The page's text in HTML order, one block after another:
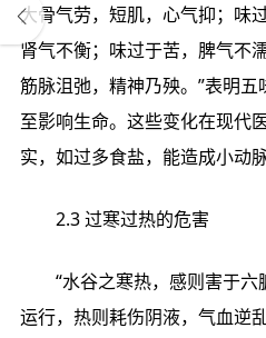
大骨气劳，短肌，心气抑；味
肾气不衡；味过于苦，脾气不
筋脉沮弛，精神乃殃。”表明
至影响生命。这些变化在现代
实，如过多食盐，能造成小动
2.3 过寒过热的危害
“水谷之寒热，感则害于
运行，热则耗伤阴液，气血逆